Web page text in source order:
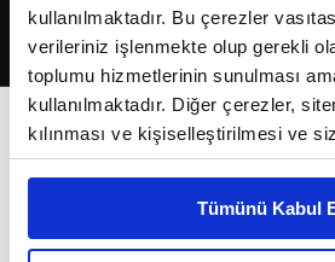
kullanılmaktadır. Bu çerezler
verileriniz işlenmekte olup gerekli
toplumu hizmetlerinin sunulması
kullanılmaktadır. Diğer çerezler,
kılınması ve kişiselleştirilmesi ve
reklam/pazarlama faaliyetlerinin
Çerezlere ilişkin tercihlerinizi çerez
belirleyebilirsiniz. Çerezlere ilişkin
Tümünü Kabul